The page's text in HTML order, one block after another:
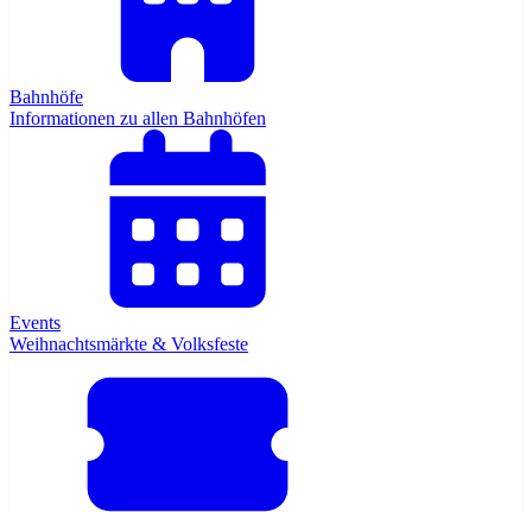
Bahnhöfe
Informationen zu allen Bahnhöfen
Events
Weihnachtsmärkte & Volksfeste